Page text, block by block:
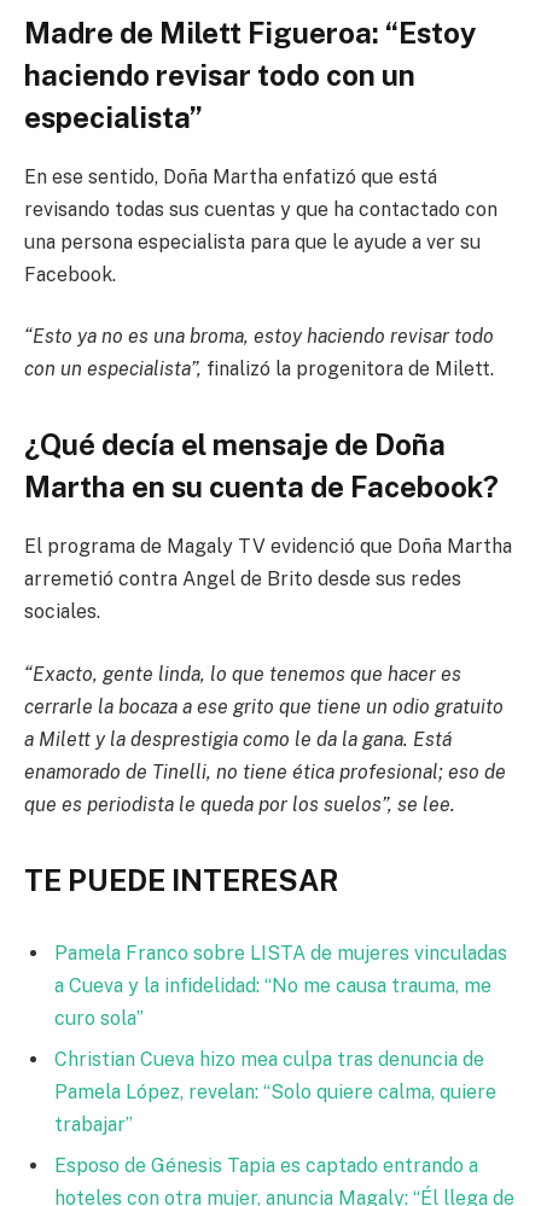
Madre de Milett Figueroa: “Estoy
haciendo revisar todo con un
especialista”
En ese sentido, Doña Martha enfatizó que está
revisando todas sus cuentas y que ha contactado con
una persona especialista para que le ayude a ver su
Facebook.
“Esto ya no es una broma, estoy haciendo revisar todo
con un especialista”, finalizó la progenitora de Milett.
¿Qué decía el mensaje de Doña
Martha en su cuenta de Facebook?
El programa de Magaly TV evidenció que Doña Martha
arremetió contra Angel de Brito desde sus redes
sociales.
“Exacto, gente linda, lo que tenemos que hacer es
cerrarle la bocaza a ese grito que tiene un odio gratuito
a Milett y la desprestigia como le da la gana. Está
enamorado de Tinelli, no tiene ética profesional; eso de
que es periodista le queda por los suelos”, se lee.
TE PUEDE INTERESAR
Pamela Franco sobre LISTA de mujeres vinculadas
a Cueva y la infidelidad: “No me causa trauma, me
curo sola”
Christian Cueva hizo mea culpa tras denuncia de
Pamela López, revelan: “Solo quiere calma, quiere
trabajar”
Esposo de Génesis Tapia es captado entrando a
hoteles con otra mujer, anuncia Magaly: “Él llega de